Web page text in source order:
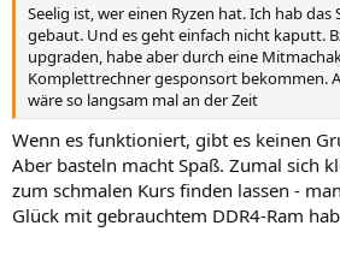
Seelig ist, wer einen Ryzen hat. Ich hab das
gebaut. Und es geht einfach nicht kaputt.
upgraden, habe aber durch eine
Komplettrechner gesponsort bekommen.
wäre so langsam mal an der Zeit
Wenn es funktioniert, gibt es keinen
Aber basteln macht Spaß. Zumal sich
zum schmalen Kurs finden lassen -
Glück mit gebrauchtem DDR4-Ram